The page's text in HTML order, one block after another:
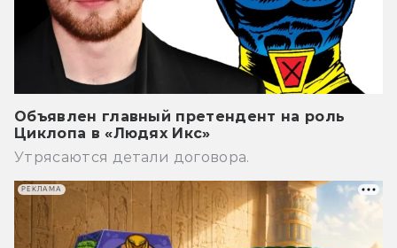
Объявлен главный претендент на роль
Циклопа в «Людях Икс»
Утрясаются детали договора.
РЕКЛАМА